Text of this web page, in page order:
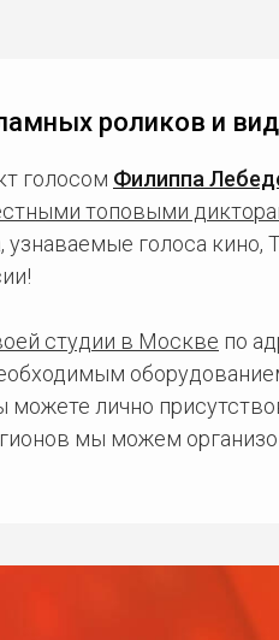
роликов и
голосом Филиппа
топовыми
узнаваемые голоса
студии в Москве по
лично
мы можем